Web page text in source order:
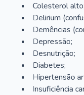
Colesterol alto;
Delirium
Demências
Depressão;
Desnutrição;
Diabetes;
Hipertensão
Insuficiência